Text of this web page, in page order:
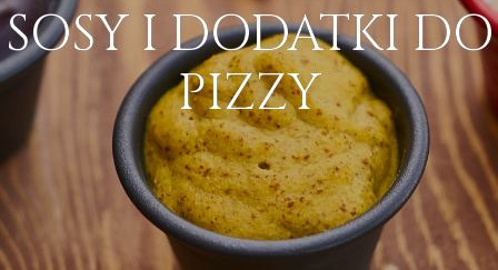
SOSY I DODATKI DO
PIZZY